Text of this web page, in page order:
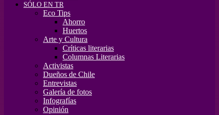
SÓLO EN TR
Eco Tips
Ahorro
Huertos
Arte y Cultura
Críticas literarias
Columnas Literarias
Activistas
Dueños de Chile
Entrevistas
Galería de fotos
Infografías
Opinión